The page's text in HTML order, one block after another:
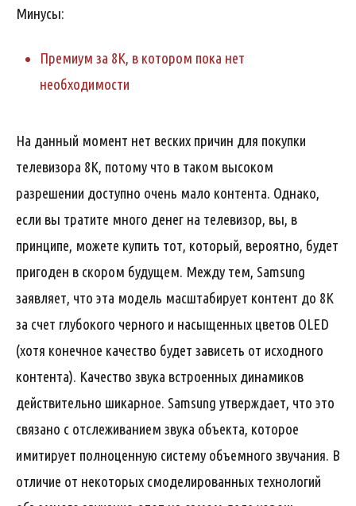
Минусы:
Премиум за 8К, в котором пока нет
необходимости
На данный момент нет веских причин для покупки
телевизора 8K, потому что в таком высоком
разрешении доступно очень мало контента. Однако,
если вы тратите много денег на телевизор, вы, в
принципе, можете купить тот, который, вероятно, будет
пригоден в скором будущем. Между тем, Samsung
заявляет, что эта модель масштабирует контент до 8K
за счет глубокого черного и насыщенных цветов OLED
(хотя конечное качество будет зависеть от исходного
контента). Качество звука встроенных динамиков
действительно шикарное. Samsung утверждает, что это
связано с отслеживанием звука объекта, которое
имитирует полноценную систему объемного звучания. В
отличие от некоторых смоделированных технологий